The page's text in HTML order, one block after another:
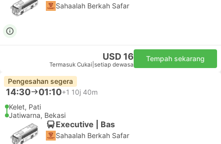
Sahaalah Berkah Safar
USD 16
Termasuk Cukai setiap dewasa
Tempah sekarang
Pengesahan segera
14:30 01:10+1 10j 40m
Kelet, Pati
Jatiwarna, Bekasi
Executive | Bas
Sahaalah Berkah Safar